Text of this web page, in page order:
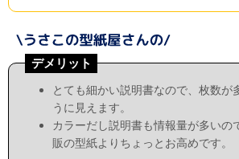
デメリット
とても細かい説明書なので、枚数が
うに見えます。
カラーだし説明書も情報量が多いの
販の型紙よりちょっとお高めです。